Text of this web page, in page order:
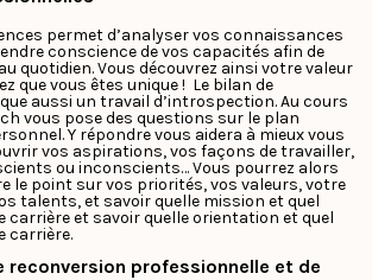
permet d’analyser vos connaissances
conscience de vos capacités afin de
quotidien. Vous découvrez ainsi votre valeur
que vous êtes unique ! Le bilan de
aussi un travail d’introspection. Au cours
vous pose des questions sur le plan
Y répondre vous aidera à mieux vous
vos aspirations, vos façons de travailler,
ou inconscients… Vous pourrez alors
le point sur vos priorités,vos valeurs, votre
talents, et savoir quelle mission et quel
carrièreet savoir quelle orientation et quel
carrière.
reconversion professionnelle et de